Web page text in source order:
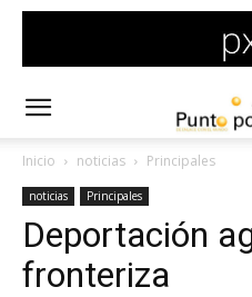
Inicio noticias Principales
noticias Principales
Deportación
fronteriza